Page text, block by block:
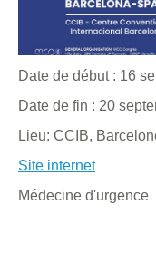
Date de début : 16
Date de fin : 20
Lieu: CCIB,
Site internet
Médecine d'urgence